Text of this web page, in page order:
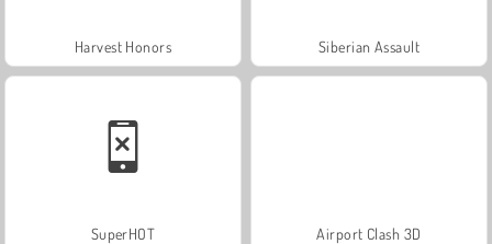
Harvest Honors Siberian Assault
SuperHOT Airport Clash 3D